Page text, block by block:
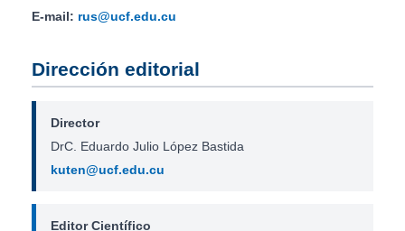
E-mail: rus@ucf.edu.cu
Dirección editorial
Director
DrC. Eduardo Julio López Bastida
kuten@ucf.edu.cu
Editor Científico